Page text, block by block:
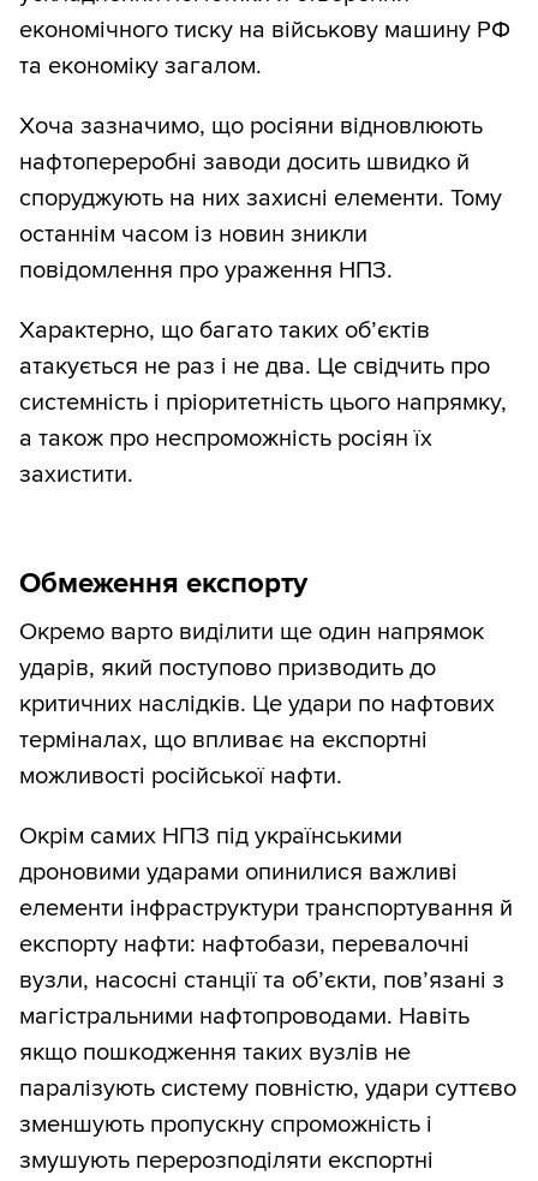
економічного тиску на військову машину РФ
та економіку загалом.
Хоча зазначимо, що росіяни відновлюють
нафтопереробні заводи досить швидко й
споруджують на них захисні елементи. Тому
останнім часом із новин зникли
повідомлення про ураження НПЗ.
Характерно, що багато таких об’єктів
атакується не раз і не два. Це свідчить про
системність і пріоритетність цього напрямку,
а також про неспроможність росіян їх
захистити.
Обмеження експорту
Окремо варто виділити ще один напрямок
ударів, який поступово призводить до
критичних наслідків. Це удари по нафтових
терміналах, що впливає на експортні
можливості російської нафти.
Окрім самих НПЗ під українськими
дроновими ударами опинилися важливі
елементи інфраструктури транспортування й
експорту нафти: нафтобази, перевалочні
вузли, насосні станції та об’єкти, пов’язані з
магістральними нафтопроводами. Навіть
якщо пошкодження таких вузлів не
паралізують систему повністю, удари суттєво
зменшують пропускну спроможність і
змушують перерозподіляти експортні